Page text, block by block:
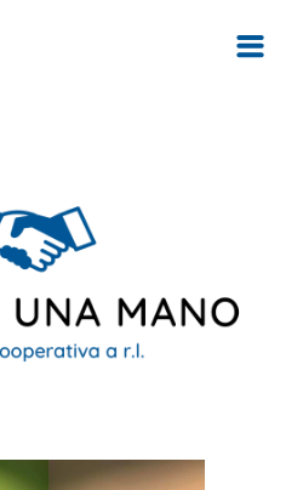
CHI SIAMO
PERCHÉ SCEGLIERCI
SERVIZI
MISSION